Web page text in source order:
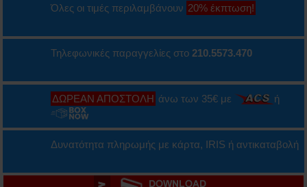
Όλες οι τιμές περιλαμβάνουν 20% έκπτωση!
Τηλεφωνικές παραγγελίες στο210.5573.470
ΔΩΡΕΑΝ ΑΠΟΣΤΟΛΗ άνω των 35€ με ή
Δυνατότητα πληρωμής με κάρτα, IRIS ή αντικαταβολή